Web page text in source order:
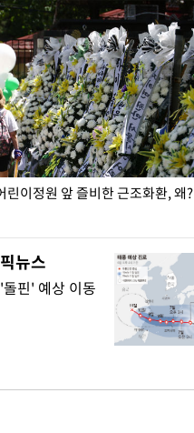
린이정원 앞 즐비한 근조화환, 왜?
뉴스
핀' 예상 이동